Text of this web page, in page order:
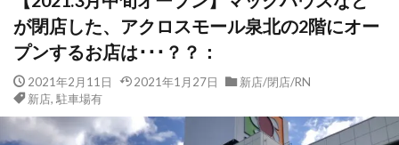
が閉店した、アクロスモール泉北の2階にオー
プンするお店は･･･？？：
2021年2月11日 2021年1月27日
新店/閉店/RN
新店, 駐車場有